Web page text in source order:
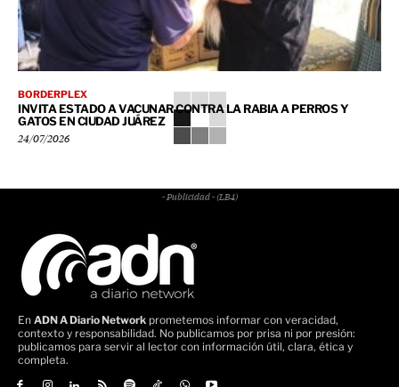
BORDERPLEX
INVITA ESTADO A VACUNAR CONTRA LA RABIA A PERROS Y
GATOS EN CIUDAD JUÁREZ
24/07/2026
- Publicidad - (LB4)
En ADN A Diario Network prometemos informar con veracidad,
contexto y responsabilidad. No publicamos por prisa ni por presión:
publicamos para servir al lector con información útil, clara, ética y
completa.